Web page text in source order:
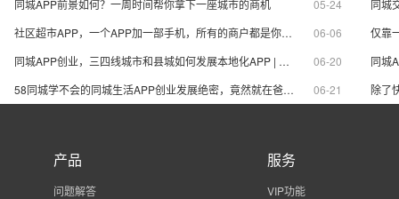
同城APP前景如何？一周时间帮你拿下一座城市的商机
05-24
社区超市APP，一个APP加一部手机，所有的商户都是你的生意
06-06
同城APP创业，三四线城市和县城如何发展本地化APP | 同城APP盈利模式
06-20
58同城学不会的同城生活APP创业发展绝密，竟然就在爸妈的朋友圈？
06-21
产品
问题解答
服务
VIP功能